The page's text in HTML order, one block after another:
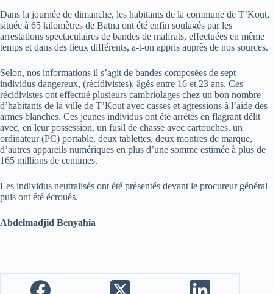
Dans la journée de dimanche, les habitants de la commune de T’Kout,
située à 65 kilomètres de Batna ont été enfin soulagés par les
arrestations spectaculaires de bandes de malfrats, effectuées en même
temps et dans des lieux différents, a-t-on appris auprès de nos sources.
Selon, nos informations il s’agit de bandes composées de sept
individus dangereux, (récidivistes), âgés entre 16 et 23 ans. Ces
récidivistes ont effectué plusieurs cambriolages chez un bon nombre
d’habitants de la ville de T’Kout avec casses et agressions à l’aide des
armes blanches. Ces jeunes individus ont été arrêtés en flagrant délit
avec, en leur possession, un fusil de chasse avec cartouches, un
ordinateur (PC) portable, deux tablettes, deux montres de marque,
d’autres appareils numériques en plus d’une somme estimée à plus de
165 millions de centimes.
Les individus neutralisés ont été présentés devant le procureur général
puis ont été écroués.
Abdelmadjid Benyahia